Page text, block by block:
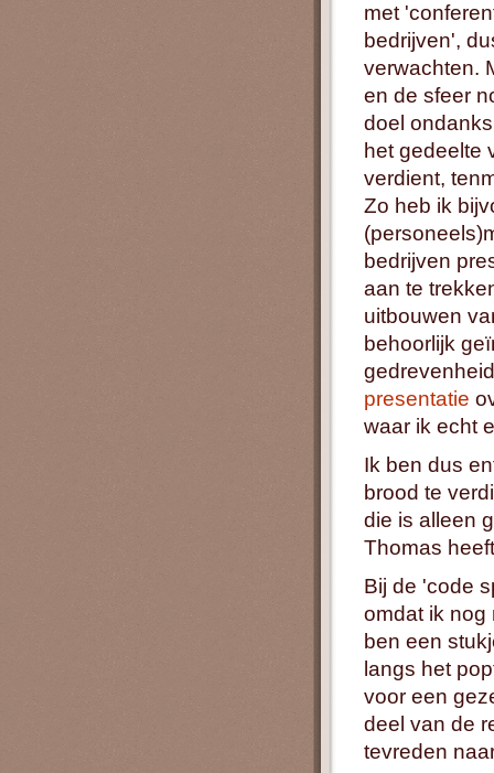
met
bedrijven',
verwachten.
en de sfeer
doel
het gedeelte
verdient,
Zo heb ik
bedrijven
aan te
uitbouwen
behoorlijk
presentatie
waar ik echt
Ik ben dus
brood te
die is alleen
Thomas
Bij de 'code
omdat ik nog
ben een
langs het
voor een
deel van de
tevreden